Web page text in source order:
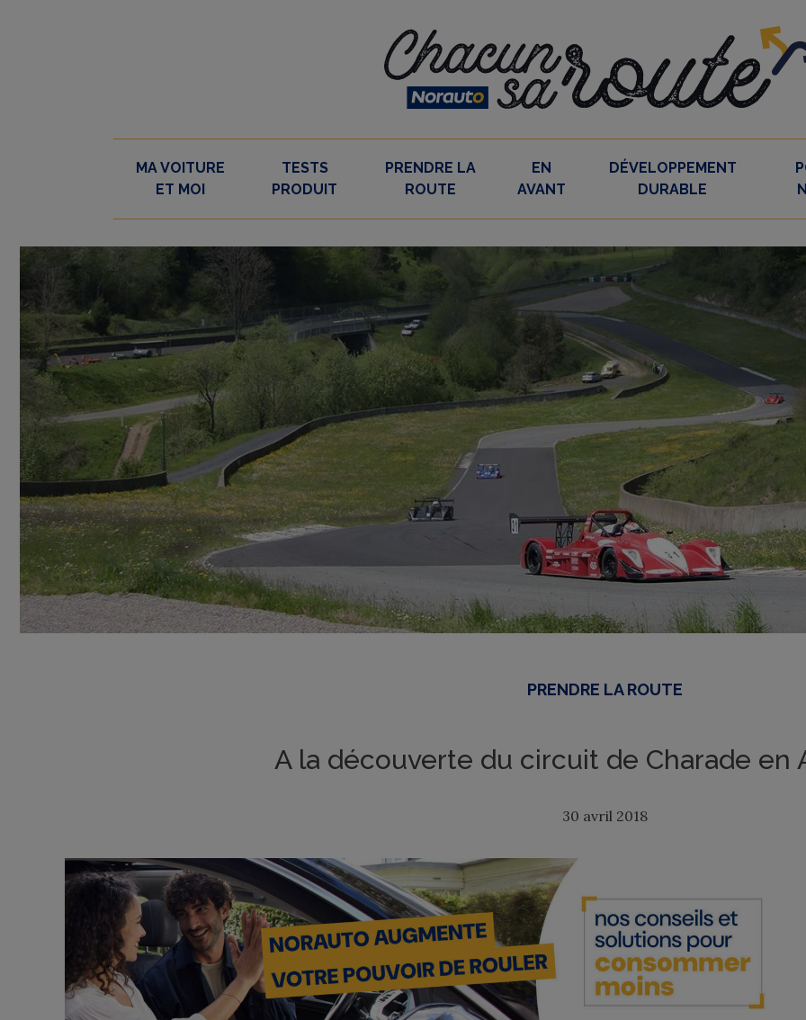
MA VOITURE
ET MOI
TESTS
PRODUIT
PRENDRE LA
ROUTE
EN
AVANT
DÉVELOPPEMENT
DURABLE
PRENDRE LA ROUTE
A la découverte du circuit de Charade en
30 avril 2018